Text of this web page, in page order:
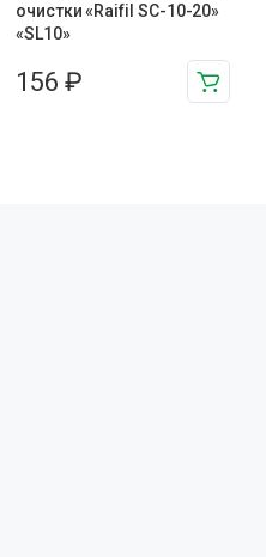
очистки «Raifil SC-10-20»
«SL10»
156 ₽